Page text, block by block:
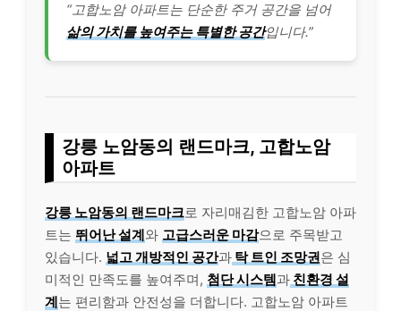
“고합노암 아파트는 단순한 주거 공간을 넘어
삶의 가치를 높여주는 특별한 공간입니다.”
강릉 노암동의 랜드마크, 고합노암
아파트
강릉 노암동의 랜드마크로 자리매김한 고합노암 아파
트는 뛰어난 설계와 고급스러운 마감으로 주목받고
있습니다. 넓고 개방적인 공간과 탁 트인 조망권은 심
미적인 만족도를 높여주며, 첨단 시스템과 친환경 설
계는 편리함과 안전성을 더합니다. 고합노암 아파트